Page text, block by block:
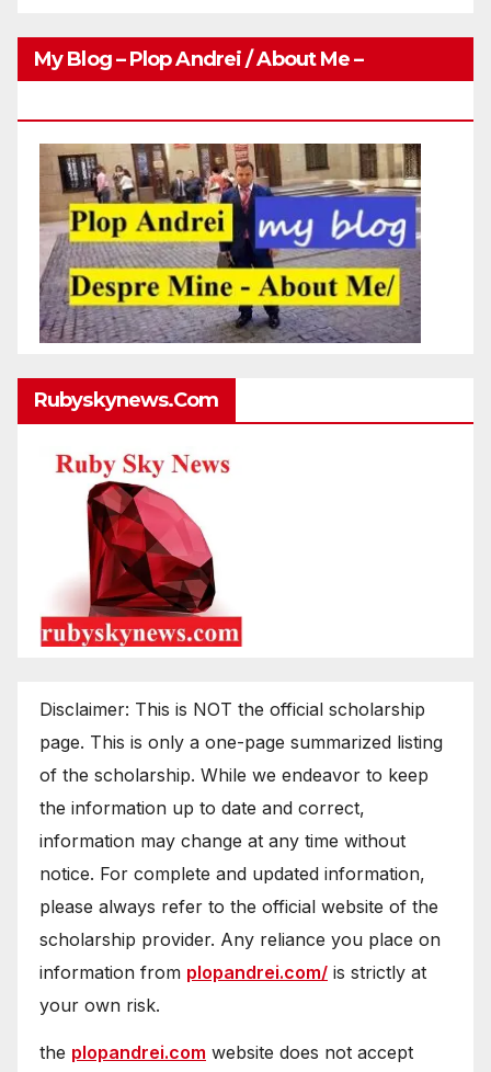
My Blog – Plop Andrei / About Me –
Rubyskynews.com
Disclaimer: This is NOT the official scholarship
page. This is only a one-page summarized listing
of the scholarship. While we endeavor to keep
the information up to date and correct,
information may change at any time without
notice. For complete and updated information,
please always refer to the official website of the
scholarship provider. Any reliance you place on
information from plopandrei.com/ is strictly at
your own risk.
the plopandrei.com website does not accept